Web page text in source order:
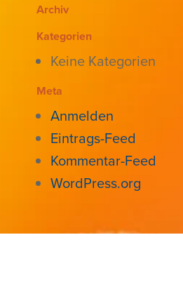
Archiv
Kategorien
Keine Kategorien
Meta
Anmelden
Eintrags-Feed
Kommentar-Feed
WordPress.org